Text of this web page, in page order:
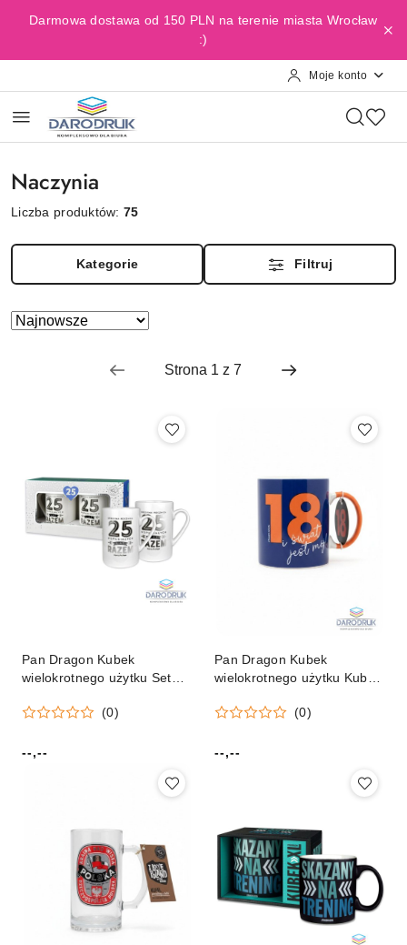
Przejdź do treści głównej
Przejdź do wyszukiwarki
Przejdź do moje konto
Przejdź do menu głównego
Przejdź do stopki
Darmowa dostawa od 150 PLN na terenie miasta Wrocław
:)
Moje konto
Naczynia
Liczba produktów:75
Kategorie Filtruj
Zastosowano
Sortuj
Pan Dragon Kubek
wielokrotnego użytku Set
Dragon (5901854983448)
(0)
Cena:
--,--
Pan Dragon Kubek
wielokrotnego użytku Kubek
Dragon (5907195301187)
(0)
Cena:
--,--